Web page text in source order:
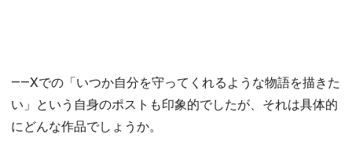
――Xでの「いつか自分を守ってくれるような物語を描きた
い」という自身のポストも印象的でしたが、それは具体的
にどんな作品でしょうか。